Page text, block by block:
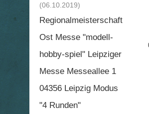
(06.10.2019)
Regionalmeisterschaft
Ost Messe "modell-
hobby-spiel" Leipziger
Messe Messeallee 1
04356 Leipzig Modus
"4 Runden"